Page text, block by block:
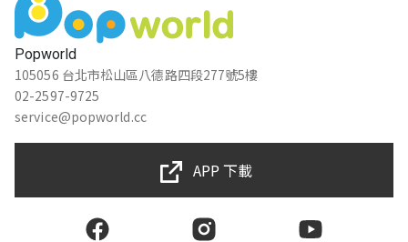
Popworld
105056 台北市松山區八德路四段277號5樓
02-2597-9725
service@popworld.cc
APP 下載